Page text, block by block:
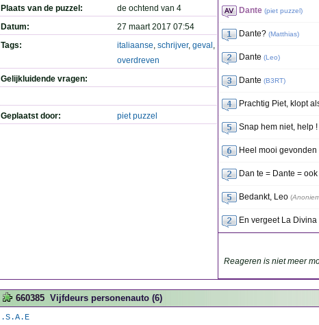
Plaats van de puzzel:
de ochtend van 4
Datum:
27 maart 2017 07:54
Tags:
italiaanse, schrijver, geval ,
overdreven
Gelijkluidende vragen:
Geplaatst door: piet puzzel
Dante (piet puzzel)
Dante? (Matthias)
Dante (Leo)
Dante (B3RT)
Prachtig Piet, klopt
Snap hem niet, help !
Heel mooi
Dan te = Dante =
Bedankt, Leo (
En vergeet La
Reageren is niet meer
660385 Vijfdeurs personenauto (6)
.S.A.E